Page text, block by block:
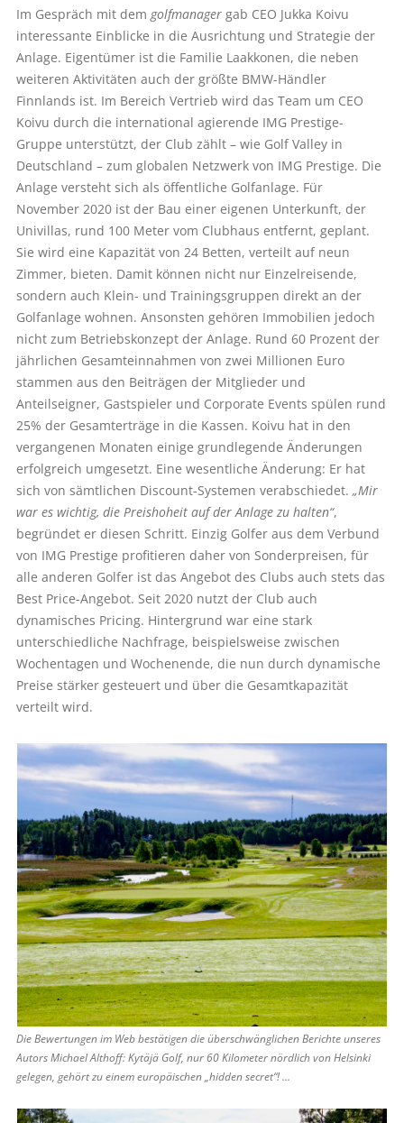
Im Gespräch mit dem golfmanagergab CEO Jukka Koivu
interessante Einblicke in die Ausrichtung und Strategie der
Anlage. Eigentümer ist die Familie Laakkonen, die neben
weiteren Aktivitäten auch der größte BMW-Händler
Finnlands ist. Im Bereich Vertrieb wird das Team um CEO
Koivu durch die international agierende IMG Prestige-
Gruppe unterstützt, der Club zählt – wie Golf Valley in
Deutschland – zum globalen Netzwerk von IMG Prestige. Die
Anlage versteht sich als öffentliche Golfanlage. Für
November 2020 ist der Bau einer eigenen Unterkunft, der
Univillas, rund 100 Meter vom Clubhaus entfernt, geplant.
Sie wird eine Kapazität von 24 Betten, verteilt auf neun
Zimmer, bieten. Damit können nicht nur Einzelreisende,
sondern auch Klein- und Trainingsgruppen direkt an der
Golf­anlage wohnen. Ansonsten gehören Immobilien jedoch
nicht zum Betriebskonzept der Anlage. Rund 60 Prozent der
jährlichen Gesamteinnahmen von zwei Millionen Euro
stammen aus den Beiträgen der Mitglieder und
Anteilseigner, Gastspieler und Corporate Events spülen rund
25% der Gesamterträge in die Kassen. Koivu hat in den
vergangenen Monaten einige grundlegende Änderungen
erfolgreich umgesetzt. Eine wesentliche Änderung: Er hat
sich von sämtlichen Discount-Systemen verabschiedet. „Mir
war es wichtig, die Preishoheit auf der Anlage zu halten“,
begründet er diesen Schritt. Einzig Golfer aus dem Verbund
von IMG Prestige profitieren daher von Sonderpreisen, für
alle anderen Golfer ist das Angebot des Clubs auch stets das
Best Price-Angebot. Seit 2020 nutzt der Club auch
dynamisches Pricing. Hintergrund war eine stark
unterschiedliche Nachfrage, beispielsweise zwischen
Wochentagen und Wochenende, die nun durch dynamische
Preise stärker gesteuert und über die Gesamtkapazität
verteilt wird.
Die Bewertungen im Web bestätigen die überschwänglichen Berichte unseres
Autors Michael Althoff: Kytäjä Golf, nur 60 Kilometer nördlich von Helsinki
gelegen, gehört zu einem europäischen „hidden secret“! ...